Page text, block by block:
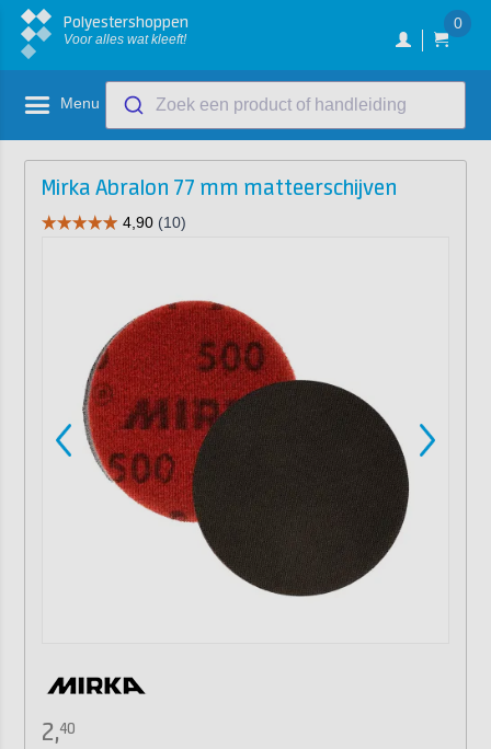
Polyestershoppen
Voor alles wat kleeft!
0
Menu Zoek een product of handleiding
Mirka Abralon 77 mm matteerschijven
2,40